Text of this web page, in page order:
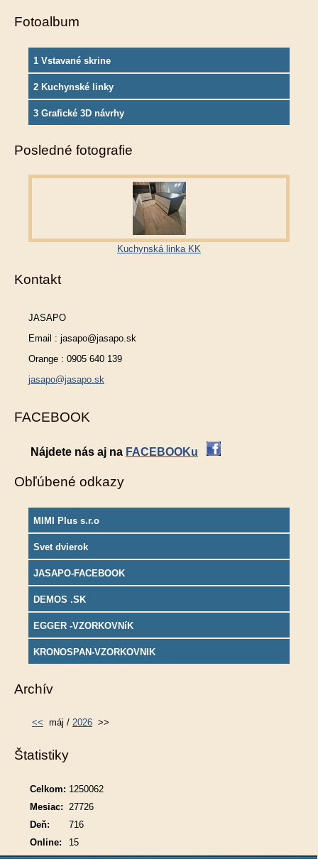
Fotoalbum
1 Vstavané skrine
2 Kuchynské linky
3 Grafické 3D návrhy
Posledné fotografie
Kuchynská linka KK
Kontakt
JASAPO
Email : jasapo@jasapo.sk
Orange : 0905 640 139
jasapo@jasapo.sk
FACEBOOK
Nájdete nás aj na FACEBOOKu
Obľúbené odkazy
MIMI Plus s.r.o
Svet dvierok
JASAPO-FACEBOOK
DEMOS .SK
EGGER -VZORKOVNíK
KRONOSPAN-VZORKOVNIK
Archív
<< máj / 2026 >>
Štatistiky
Online: 15
Celkom: 1250062
Mesiac: 27726
Deň:
716